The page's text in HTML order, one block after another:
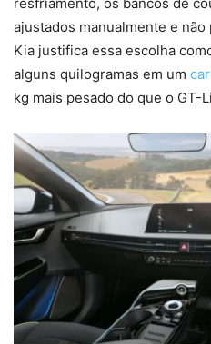
ajustados manualmente e
Kia justifica essa escolha
alguns quilogramas em um
kg mais pesado do que o GT-